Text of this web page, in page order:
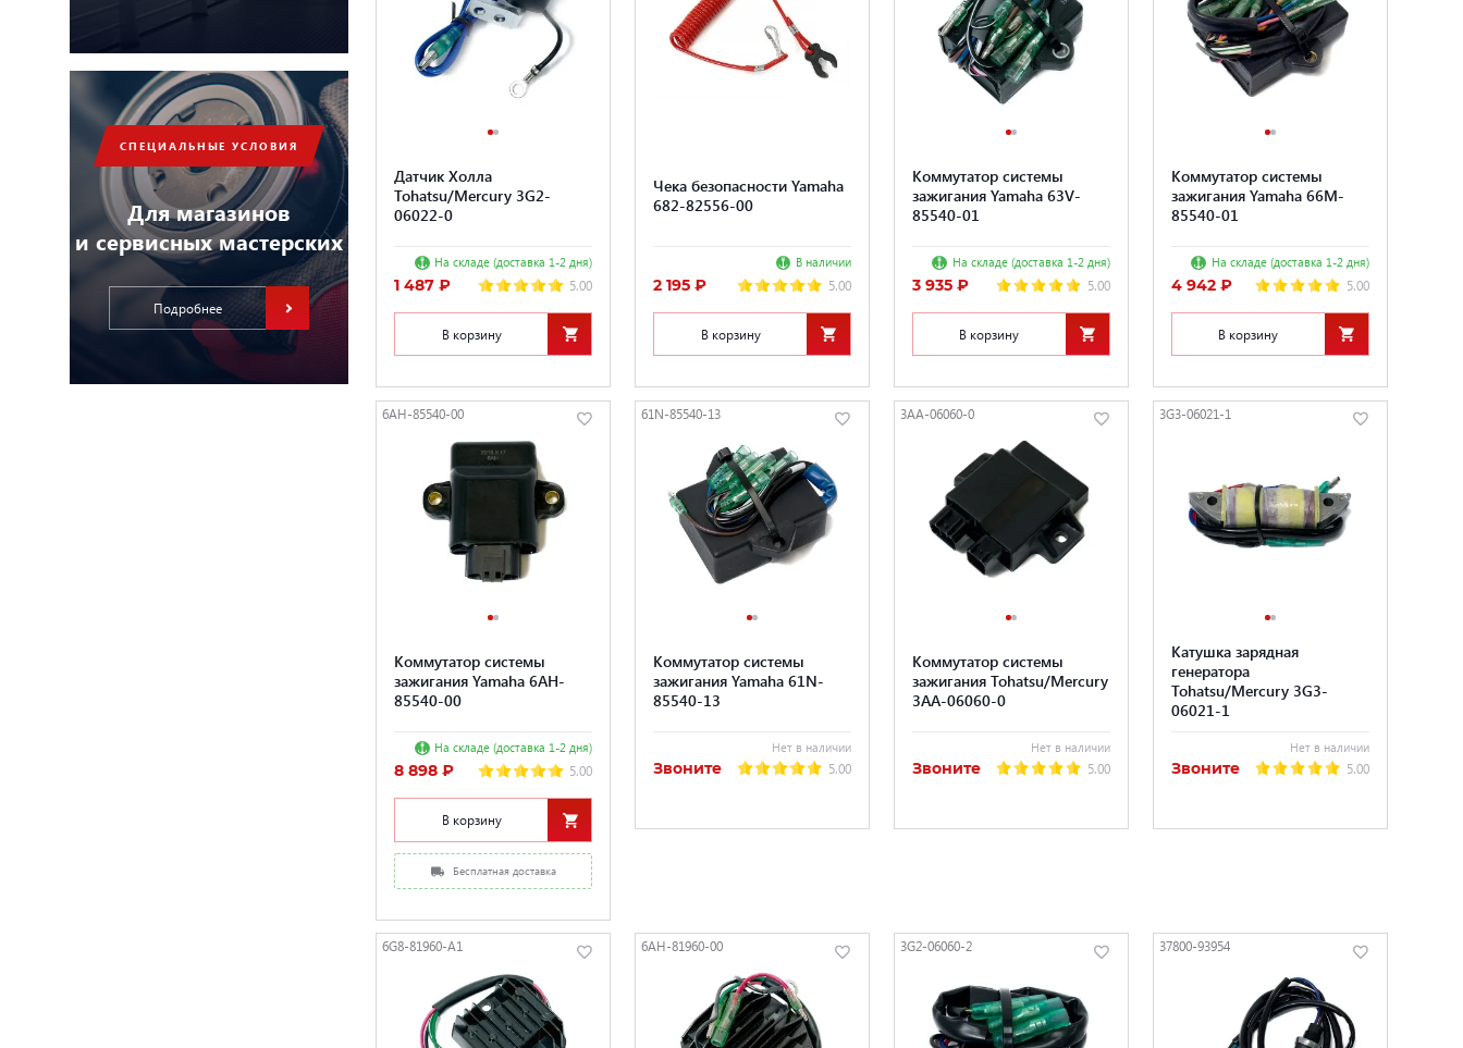
СПЕЦИАЛЬНЫЕ УСЛОВИЯ
Для магазинов
и сервисных мастерских
Подробнее
Датчик Холла
Tohatsu/Mercury 3G2-
06022-0
На складе (доставка 1-2 дня)
1 487 ₽ 5.00
В корзину
Чека безопасности Yamaha
682-82556-00
В наличии
2 195 ₽ 5.00
В корзину
Коммутатор системы
зажигания Yamaha 63V-
85540-01
На складе (доставка 1-2 дня)
3 935 ₽ 5.00
В корзину
Коммутатор системы
зажигания Yamaha 66M-
85540-01
На складе (доставка 1-2 дня)
4 942 ₽ 5.00
В корзину
6AH-85540-00
Коммутатор системы
зажигания Yamaha 6AH-
85540-00
На складе (доставка 1-2 дня)
8 898 ₽ 5.00
В корзину
Бесплатная доставка
61N-85540-13
Коммутатор системы
зажигания Yamaha 61N-
85540-13
Нет в наличии
Звоните 5.00
3AA-06060-0
Коммутатор системы
зажигания Tohatsu/Mercury
3AA-06060-0
Нет в наличии
Звоните 5.00
3G3-06021-1
Катушка зарядная
генератора
Tohatsu/Mercury 3G3-
06021-1
Нет в наличии
Звоните 5.00
6G8-81960-A1 6AH-81960-00 3G2-06060-2 37800-93954